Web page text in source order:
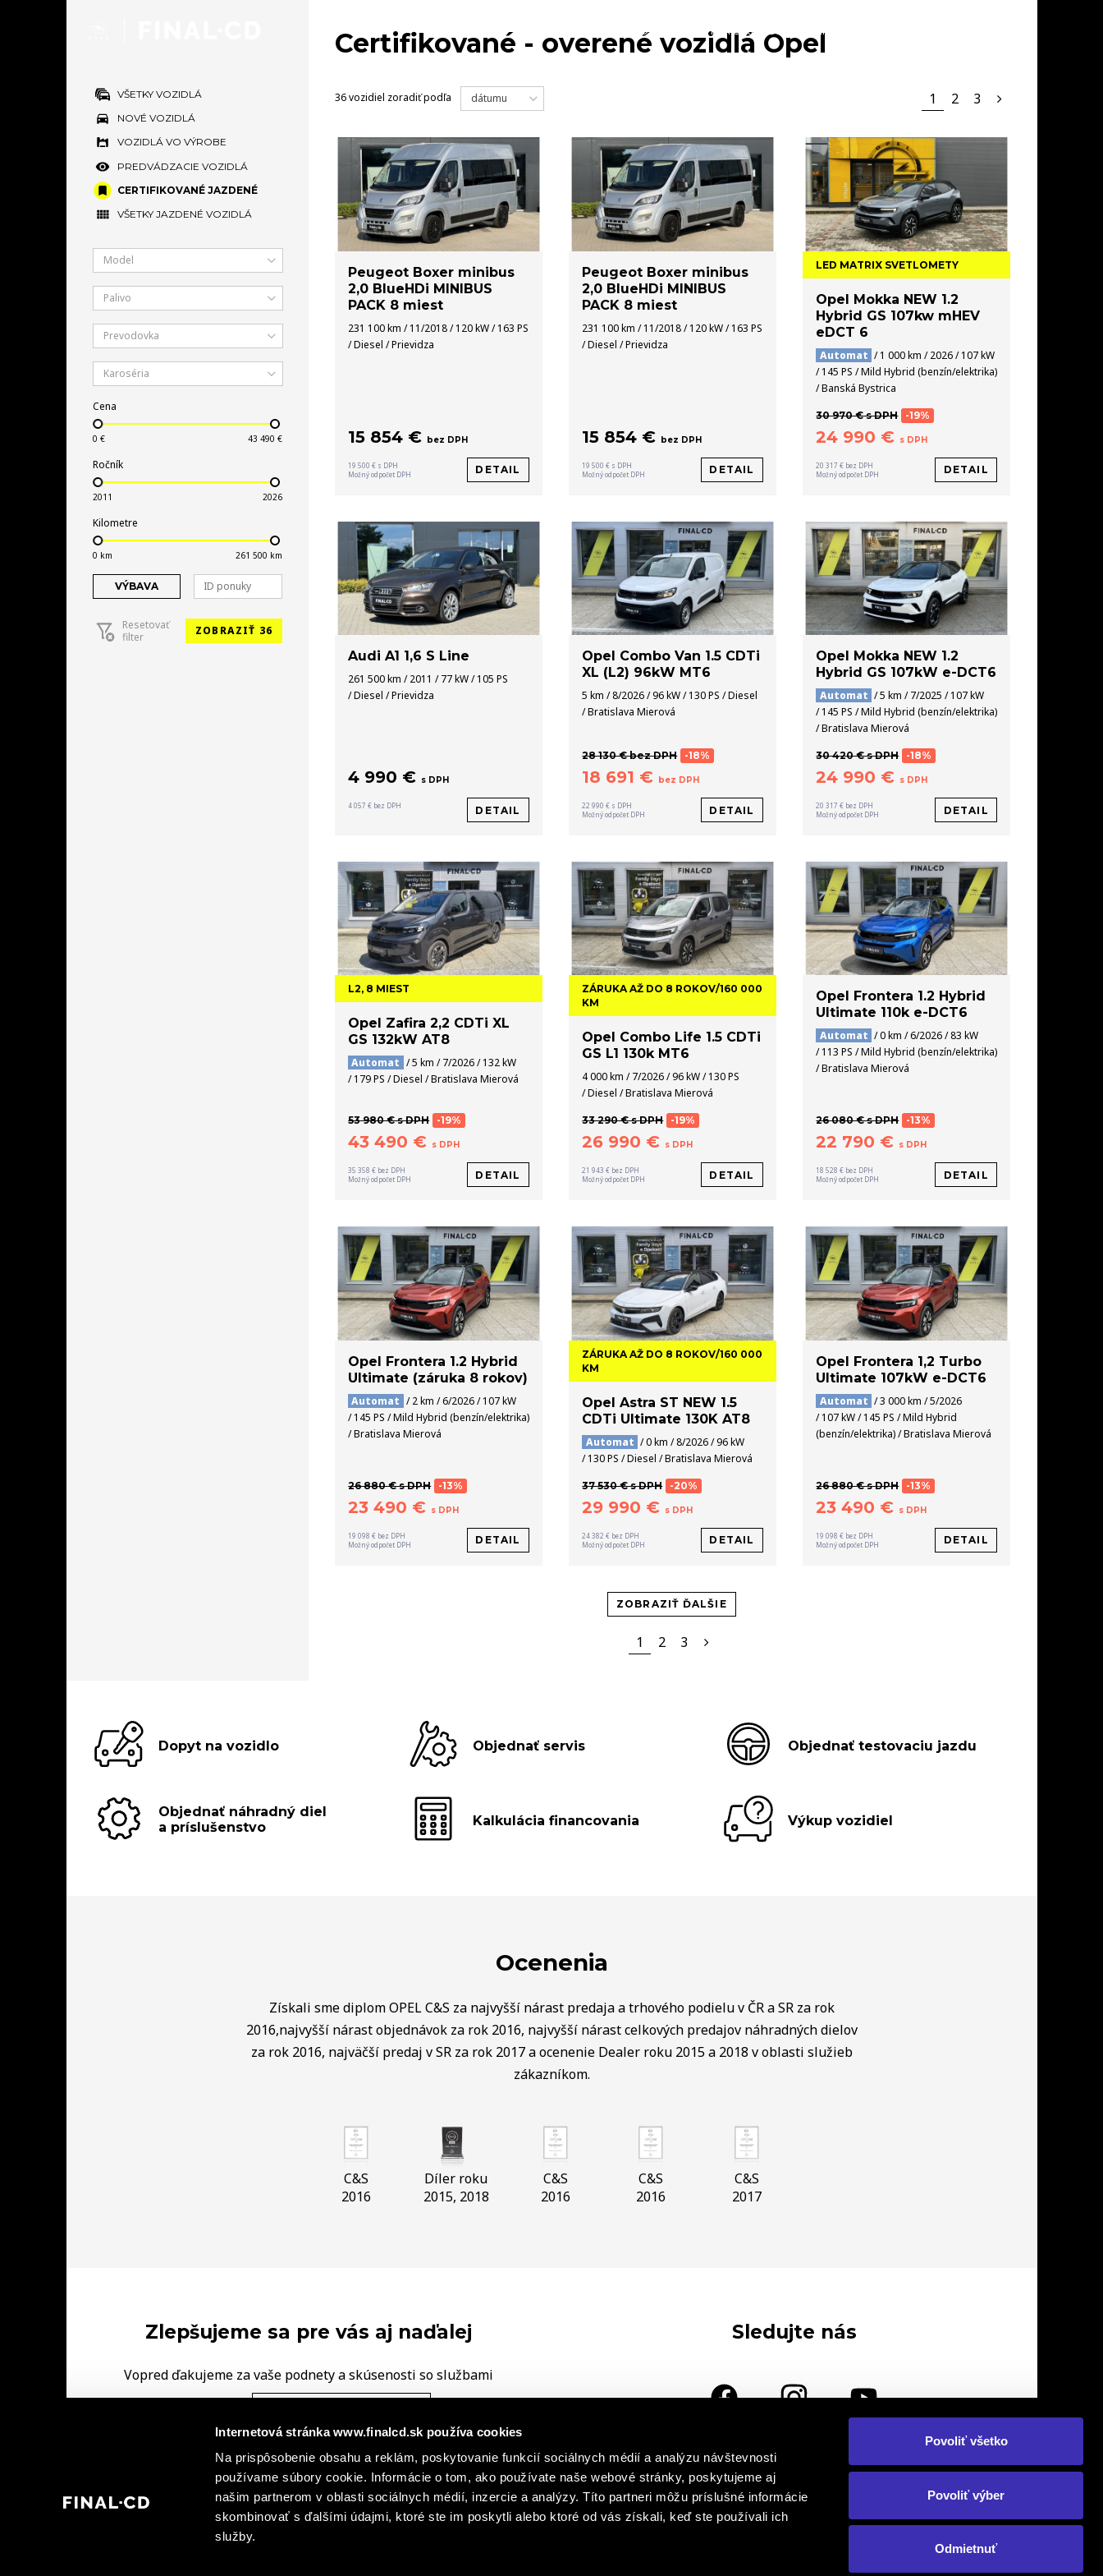
Internetová stránka www.finalcd.sk používa cookies
Na prispôsobenie obsahu a reklám, poskytovanie funkcií sociálnych médií a analýzu návštevnosti
používame súbory cookie. Informácie o tom, ako používate naše webové stránky, poskytujeme aj
našim partnerom v oblasti sociálnych médií, inzercie a analýzy. Títo partneri môžu príslušné informácie
skombinovať s ďalšími údajmi, ktoré ste im poskytli alebo ktoré od vás získali, keď ste používali ich
služby.
Povoliť všetko
Povoliť výber
Odmietnuť
MODELY NA SKLADE AKCIE
VŠETKY VOZIDLÁ
NOVÉ VOZIDLÁ
VOZIDLÁ VO VÝROBE
PREDVÁDZACIE VOZIDLÁ
CERTIFIKOVANÉ JAZDENÉ
VŠETKY JAZDENÉ VOZIDLÁ
Model
Palivo
Prevodovka
Karoséria
Cena
Ročník
Kilometre
VÝBAVA
Resetovať
filter
ZOBRAZIŤ 36
Certifikované - overené vozidlá Opel
36 vozidiel zoradiť podľa dátumu 1 2 3
Peugeot Boxer minibus
2,0 BlueHDi MINIBUS
PACK 8 miest
231 100 km / 11/2018 / 120 kW / 163 PS
/ Diesel / Prievidza
15 854 € bez DPH
19 500 € s DPH
Možný odpočet DPH
DETAIL
Peugeot Boxer minibus
2,0 BlueHDi MINIBUS
PACK 8 miest
231 100 km / 11/2018 / 120 kW / 163 PS
/ Diesel / Prievidza
15 854 € bez DPH
19 500 € s DPH
Možný odpočet DPH
DETAIL
LED MATRIX SVETLOMETY
Opel Mokka NEW 1.2
Hybrid GS 107kw mHEV
eDCT 6
Automat / 1 000 km / 2026 / 107 kW
/ 145 PS / Mild Hybrid (benzín/elektrika)
/ Banská Bystrica
30 970 € s DPH -19%
24 990 € s DPH
20 317 € bez DPH
Možný odpočet DPH
DETAIL
Audi A1 1,6 S Line
261 500 km / 2011 / 77 kW / 105 PS
/ Diesel / Prievidza
4 990 € s DPH
4 057 € bez DPH DETAIL
Opel Combo Van 1.5 CDTi
XL (L2) 96kW MT6
5 km / 8/2026 / 96 kW / 130 PS / Diesel
/ Bratislava Mierová
28 130 € bez DPH -18%
18 691 € bez DPH
22 990 € s DPH
Možný odpočet DPH
DETAIL
Opel Mokka NEW 1.2
Hybrid GS 107kW e-DCT6
Automat / 5 km / 7/2025 / 107 kW
/ 145 PS / Mild Hybrid (benzín/elektrika)
/ Bratislava Mierová
30 420 € s DPH -18%
24 990 € s DPH
20 317 € bez DPH
Možný odpočet DPH
DETAIL
L2, 8 MIEST
Opel Zafira 2,2 CDTi XL
GS 132kW AT8
Automat / 5 km / 7/2026 / 132 kW
/ 179 PS / Diesel / Bratislava Mierová
53 980 € s DPH -19%
43 490 € s DPH
35 358 € bez DPH
Možný odpočet DPH
DETAIL
ZÁRUKA AŽ DO 8 ROKOV/160 000
KM
Opel Combo Life 1.5 CDTi
GS L1 130k MT6
4 000 km / 7/2026 / 96 kW / 130 PS
/ Diesel / Bratislava Mierová
33 290 € s DPH -19%
26 990 € s DPH
21 943 € bez DPH
Možný odpočet DPH
DETAIL
Opel Frontera 1.2 Hybrid
Ultimate 110k e-DCT6
Automat / 0 km / 6/2026 / 83 kW
/ 113 PS / Mild Hybrid (benzín/elektrika)
/ Bratislava Mierová
26 080 € s DPH -13%
22 790 € s DPH
18 528 € bez DPH
Možný odpočet DPH
DETAIL
Opel Frontera 1.2 Hybrid
Ultimate (záruka 8 rokov)
Automat / 2 km / 6/2026 / 107 kW
/ 145 PS / Mild Hybrid (benzín/elektrika)
/ Bratislava Mierová
26 880 € s DPH -13%
23 490 € s DPH
19 098 € bez DPH
Možný odpočet DPH
DETAIL
ZÁRUKA AŽ DO 8 ROKOV/160 000
KM
Opel Astra ST NEW 1.5
CDTi Ultimate 130K AT8
Automat / 0 km / 8/2026 / 96 kW
/ 130 PS / Diesel / Bratislava Mierová
37 530 € s DPH -20%
29 990 € s DPH
24 382 € bez DPH
Možný odpočet DPH
DETAIL
Opel Frontera 1,2 Turbo
Ultimate 107kW e-DCT6
Automat / 3 000 km / 5/2026
/ 107 kW / 145 PS / Mild Hybrid
(benzín/elektrika) / Bratislava Mierová
26 880 € s DPH -13%
23 490 € s DPH
19 098 € bez DPH
Možný odpočet DPH
DETAIL
ZOBRAZIŤ ĎALŠIE
1 2 3
Dopyt na vozidlo Objednať servis Objednať testovaciu jazdu
Objednať náhradný diel
a príslušenstvo
Kalkulácia financovania Výkup vozidiel
Ocenenia
Získali sme diplom OPEL C&S za najvyšší nárast predaja a trhového podielu v ČR a SR za rok
2016,najvyšší nárast objednávok za rok 2016, najvyšší nárast celkových predajov náhradných dielov
za rok 2016, najväčší predaj v SR za rok 2017 a ocenenie Dealer roku 2015 a 2018 v oblasti služieb
zákazníkom.
C&S
2016
Díler roku
2015, 2018
C&S
2016
C&S
2016
C&S
2017
Zlepšujeme sa pre vás aj naďalej
Vopred ďakujeme za vaše podnety a skúsenosti so službami
FINAL‑CD.
Ochrana osobných údajov |Informácie o kamerových záznamoch|Základné časti
dohody spoločných prevádzkovateľov|Informácie o súboroch cookies
Sledujte nás
alebo nás navštívte osobne